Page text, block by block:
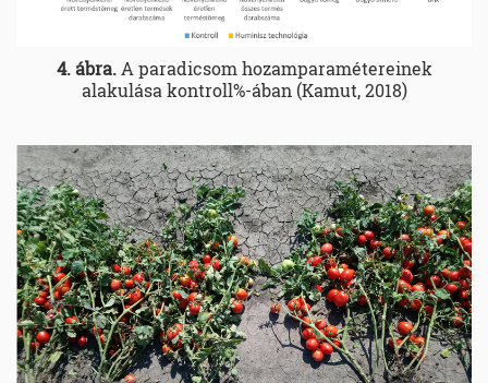
4. ábra.A paradicsom hozamparamétereinek
alakulása kontroll%-ában (Kamut, 2018)